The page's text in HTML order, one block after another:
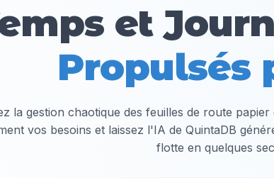
et
Propulsés
la gestion chaotique des feuilles de route
vos besoins et laissez l'IA de QuintaDB
flotte en quelques